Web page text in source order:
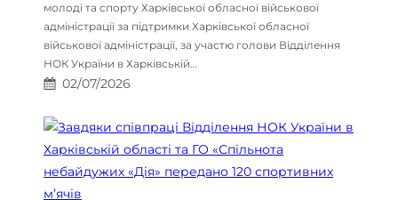
молоді та спорту Харківської обласної військової
адміністрації за підтримки Харківської обласної
військової адміністрації, за участю голови Відділення
НОК України в Харківській…
02/07/2026